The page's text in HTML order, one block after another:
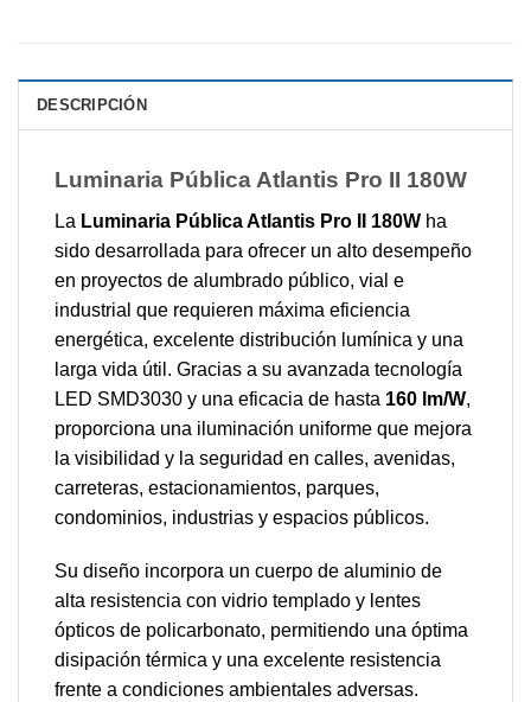
DESCRIPCIÓN
Luminaria Pública Atlantis Pro II 180W
La Luminaria Pública Atlantis Pro II 180W ha
sido desarrollada para ofrecer un alto desempeño
en proyectos de alumbrado público, vial e
industrial que requieren máxima eficiencia
energética, excelente distribución lumínica y una
larga vida útil. Gracias a su avanzada tecnología
LED SMD3030 y una eficacia de hasta 160 lm/W,
proporciona una iluminación uniforme que mejora
la visibilidad y la seguridad en calles, avenidas,
carreteras, estacionamientos, parques,
condominios, industrias y espacios públicos.
Su diseño incorpora un cuerpo de aluminio de
alta resistencia con vidrio templado y lentes
ópticos de policarbonato, permitiendo una óptima
disipación térmica y una excelente resistencia
frente a condiciones ambientales adversas.